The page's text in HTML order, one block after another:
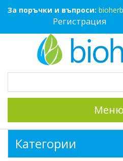
За поръчки и въпроси:
Регистрация
Меню
Категории